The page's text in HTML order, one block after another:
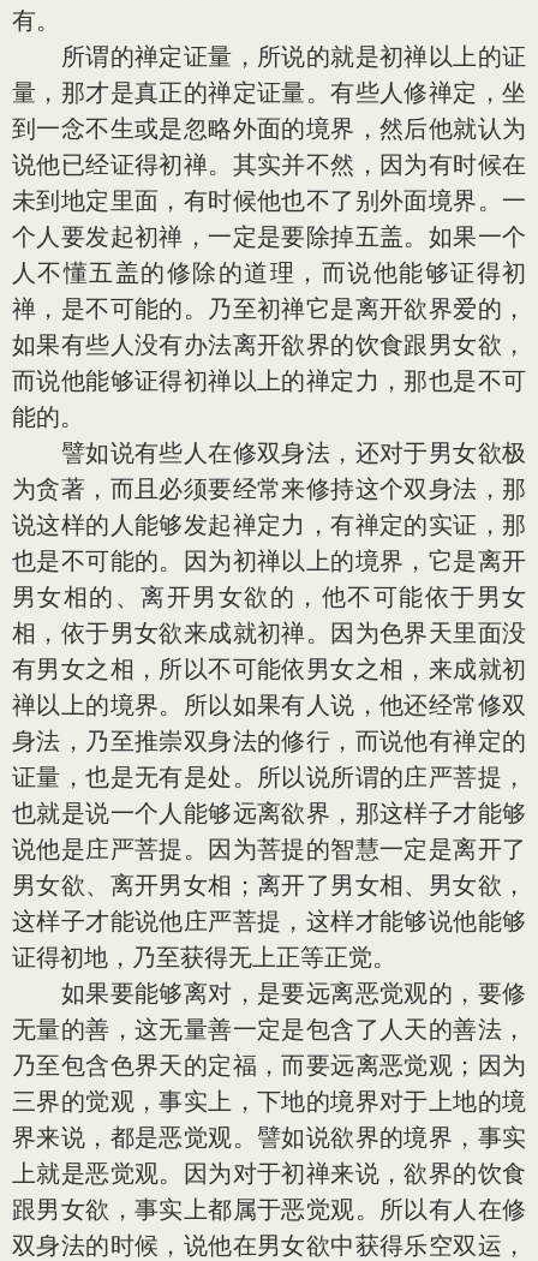
有。
所谓的禅定证量，所说的就是初禅以上的证
量，那才是真正的禅定证量。有些人修禅定，坐
到一念不生或是忽略外面的境界，然后他就认为
说他已经证得初禅。其实并不然，因为有时候在
未到地定里面，有时候他也不了别外面境界。一
个人要发起初禅，一定是要除掉五盖。如果一个
人不懂五盖的修除的道理，而说他能够证得初
禅，是不可能的。乃至初禅它是离开欲界爱的，
如果有些人没有办法离开欲界的饮食跟男女欲，
而说他能够证得初禅以上的禅定力，那也是不可
能的。
譬如说有些人在修双身法，还对于男女欲极
为贪著，而且必须要经常来修持这个双身法，那
说这样的人能够发起禅定力，有禅定的实证，那
也是不可能的。因为初禅以上的境界，它是离开
男女相的、离开男女欲的，他不可能依于男女
相，依于男女欲来成就初禅。因为色界天里面没
有男女之相，所以不可能依男女之相，来成就初
禅以上的境界。所以如果有人说，他还经常修双
身法，乃至推崇双身法的修行，而说他有禅定的
证量，也是无有是处。所以说所谓的庄严菩提，
也就是说一个人能够远离欲界，那这样子才能够
说他是庄严菩提。因为菩提的智慧一定是离开了
男女欲、离开男女相；离开了男女相、男女欲，
这样子才能说他庄严菩提，这样才能够说他能够
证得初地，乃至获得无上正等正觉。
如果要能够离对，是要远离恶觉观的，要修
无量的善，这无量善一定是包含了人天的善法，
乃至包含色界天的定福，而要远离恶觉观；因为
三界的觉观，事实上，下地的境界对于上地的境
界来说，都是恶觉观。譬如说欲界的境界，事实
上就是恶觉观。因为对于初禅来说，欲界的饮食
跟男女欲，事实上都属于恶觉观。所以有人在修
双身法的时候，说他在男女欲中获得乐空双运，